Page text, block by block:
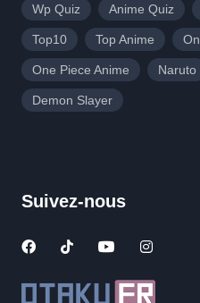
Wp Quiz Anime Quiz
Top10 Top Anime
One Piece Anime Naruto
Demon Slayer
Suivez-nous